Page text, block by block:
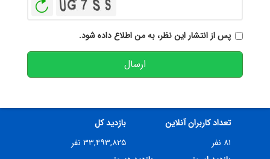
پس از انتشار این نظر، به من اطلاع داده شود.
ارسال
تعداد کاربران آنلاین
۸۱ نفر
بازدید کل
۳۳,۴۹۳,۸۲۵ نفر